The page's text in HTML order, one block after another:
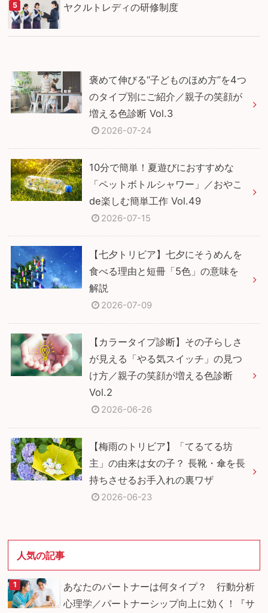
ヤクルトレディの研修制度
褒めて伸びる“子どものほめ方”を4つ
のタイプ別にご紹介／親子の笑顔が
増える色診断 Vol.3
2026-07-24
10分で簡単！夏遊びにおすすめな
「ペットボトルシャワー」／おやこ
de楽しむ簡単工作 Vol.49
2026-07-15
【七夕トリビア】七夕にそうめんを
食べる理由と短冊「5色」の意味を
解説
2026-07-09
【カラータイプ診断】その子らしさ
が見える「やる気スイッチ」の見つ
け方／親子の笑顔が増える色診断
Vol.2
2026-06-26
【梅雨のトリビア】「てるてる坊
主」の由来は女の子？ 長靴・傘を長
持ちさせるお手入れの裏ワザ
2026-06-23
人気の記事
あなたのパートナーは何タイプ？ 行動分析
心理学／パートナーシップ向上に効く！『サ